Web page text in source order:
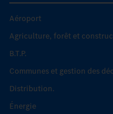
Aéroport
Agriculture, forêt et
B.T.P.
Communes et gestion des
Distribution.
Énergie